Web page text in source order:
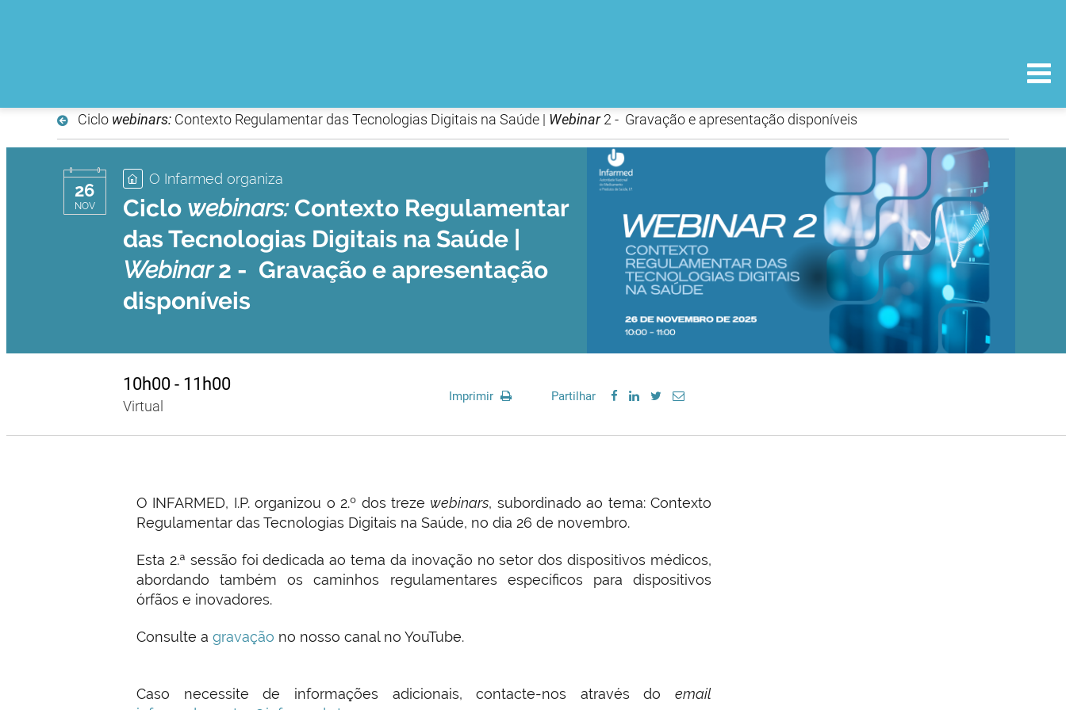
Ciclo webinars:Contexto Regulamentar das Tecnologias Digitais na Saúde | Webinar2 - Gravação e apresentação disponíveis
26
NOV
O Infarmed organiza
Ciclo webinars:Contexto Regulamentar
das Tecnologias Digitais na Saúde |
Webinar2 - Gravação e apresentação
disponíveis
10h00 - 11h00
Virtual
Imprimir Partilhar
O INFARMED, I.P. organizou o 2.º dos treze webinars, subordinado ao tema: Contexto
Regulamentar das Tecnologias Digitais na Saúde, no dia 26 de novembro.
Esta 2.ª sessão foi dedicada ao tema da inovação no setor dos dispositivos médicos,
abordando também os caminhos regulamentares específicos para dispositivos
órfãos e inovadores.
Consulte a gravação no nosso canal no YouTube.
Caso necessite de informações adicionais, contacte-nos através do email